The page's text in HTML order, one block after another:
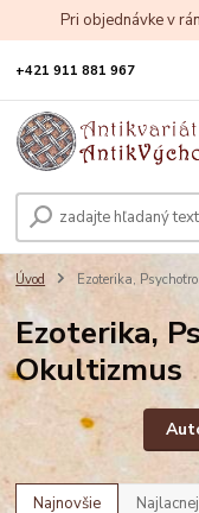
Pri objednávke v
+421 911 881 967
Úvod Ezoterika,
Ezoterika,
Okultizmus
Najnovšie